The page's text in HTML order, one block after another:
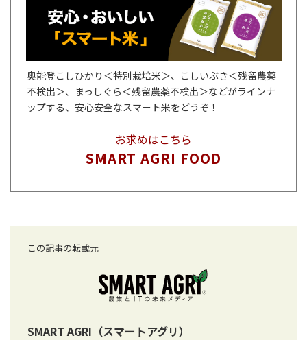
奥能登こしひかり＜特別栽培米＞、こしいぶき＜残留農薬
不検出＞、まっしぐら＜残留農薬不検出＞などがラインナ
ップする、安心安全なスマート米をどうぞ！
お求めはこちら
SMART AGRI FOOD
この記事の転載元
SMART AGRI（スマートアグリ）